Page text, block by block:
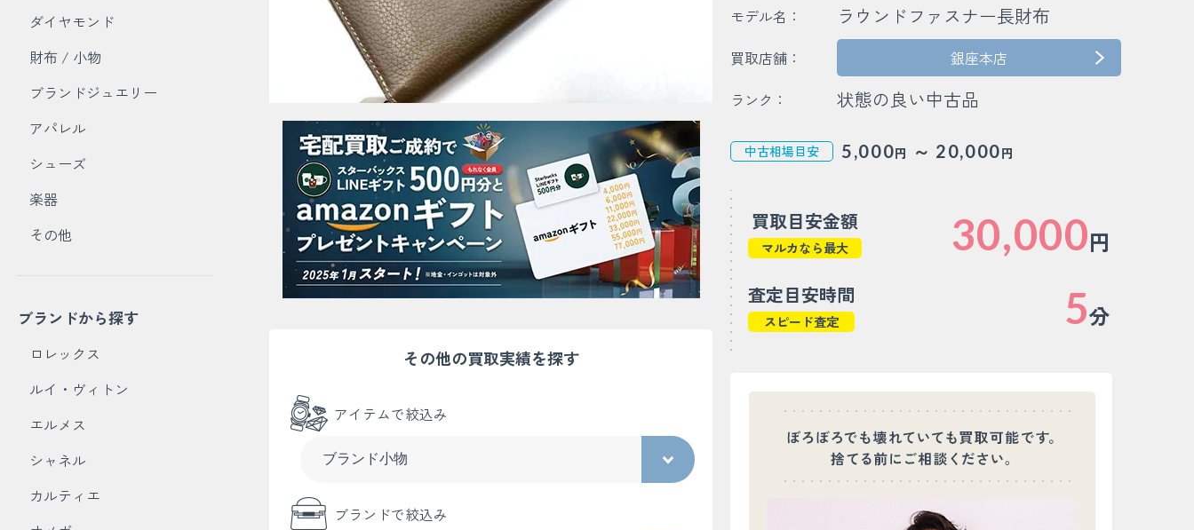
ダイヤモンド
財布 / 小物
ブランドジュエリー
アパレル
シューズ
楽器
その他
ブランドから探す
ロレックス
ルイ・ヴィトン
エルメス
シャネル
カルティエ
その他の買取実績を探す
アイテムで絞込み
ブランドで絞込み
モデル名： ラウンドファスナー長財布
買取店舗：
銀座本店
ランク：
状態の良い中古品
中古相場目安 5,000円 ～ 20,000円
買取目安金額
マルカなら最大 30,000円
査定目安時間
スピード査定 5分